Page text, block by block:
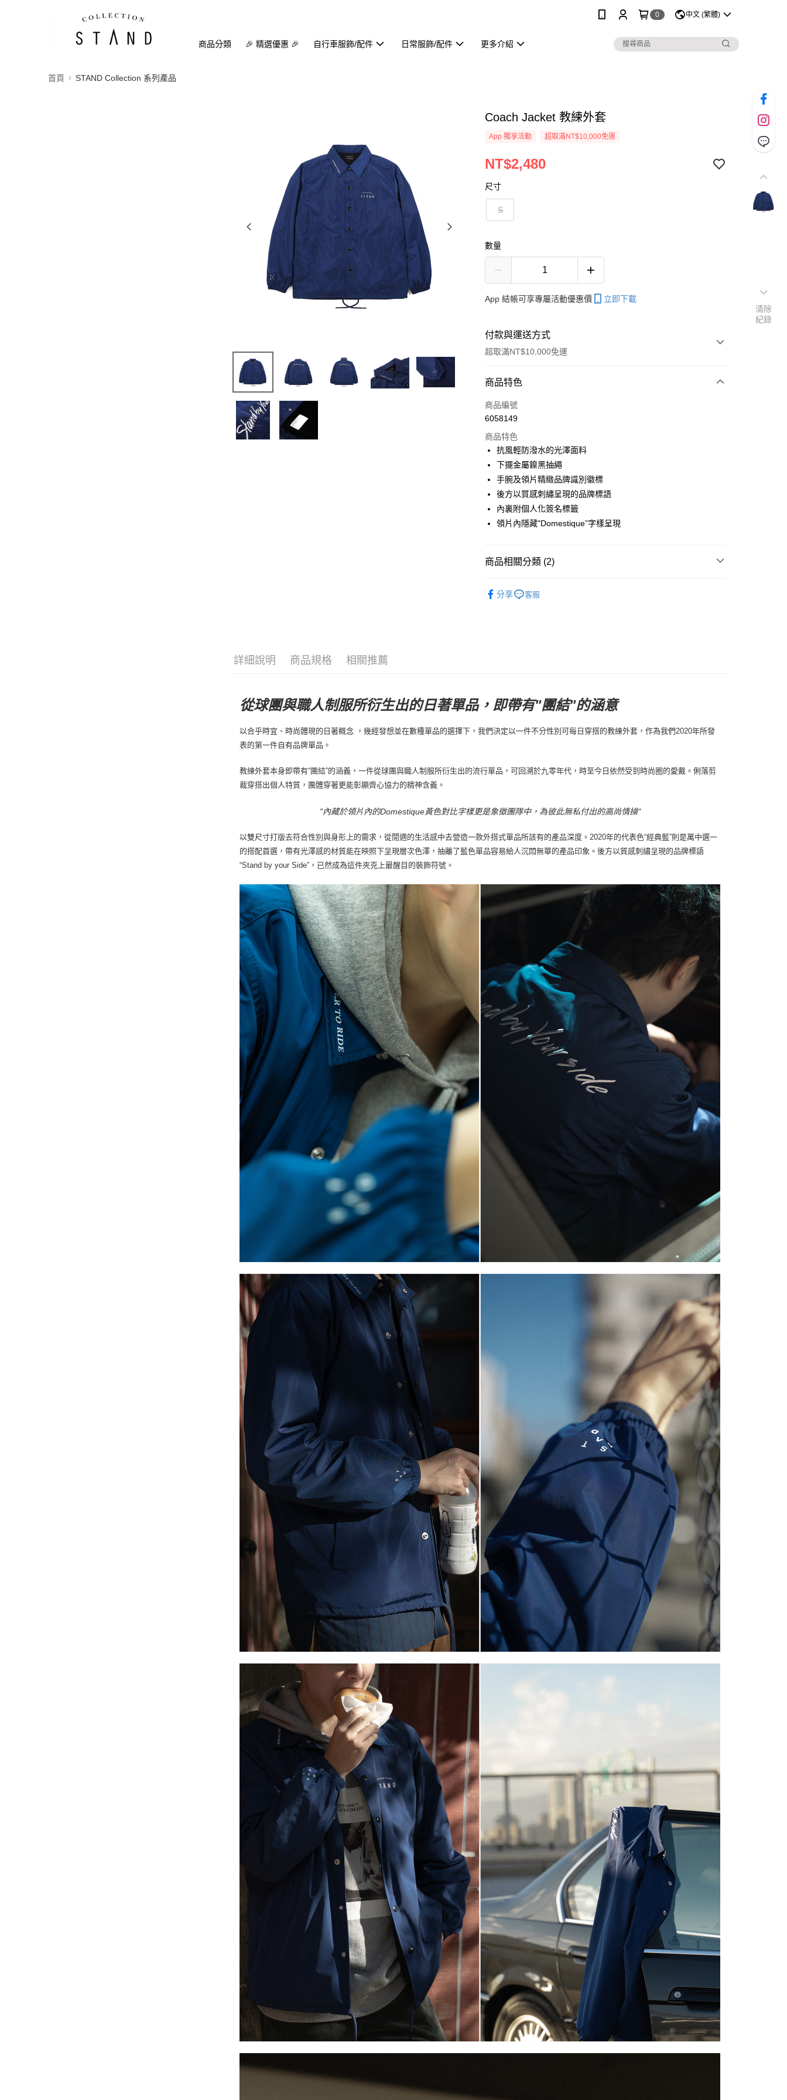
0 中文 (繁體)
商品分類 🎉 精選優惠 🎉 自行車服飾/配件 日常服飾/配件 更多介紹
首頁 STAND Collection 系列產品
Coach Jacket 教練外套
App 獨享活動 超取滿NT$10,000免運
NT$2,480
尺寸
S
數量
App 結帳可享專屬活動優惠價 立即下載
付款與運送方式
超取滿NT$10,000免運
付款方式
信用卡一次付款
LINE Pay
Apple Pay
Google Pay
運送方式
每筆NT$80，滿NT$10,000(含以上)免運費
宅配
商品特色
商品編號
6058149
商品特色
抗風輕防潑水的光澤面料
下擺金屬鎳黑抽繩
手腕及領片精緻品牌識別徽標
後方以質感刺繡呈現的品牌標語
內裏附個人化簽名標籤
領片內隱藏"Domestique”字樣呈現
商品相關分類 (2)
分享 客服
詳細說明 商品規格 相關推薦
從球團與職人制服所衍生出的日著單品，即帶有"團結"的涵意
以合乎時宜、時尚體現的日著概念 ，幾經發想並在數種單品的選擇下，我們決定以一件不分性別可每日穿搭的教練外套，作為我們2020年所發
表的第一件自有品牌單品。
教練外套本身即帶有“團結”的涵義，一件從球團與職人制服所衍生出的流行單品，可回溯於九零年代，時至今日依然受到時尚圈的愛戴。俐落剪
裁穿搭出個人特質，團體穿著更能彰顯齊心協力的精神含義。
"內藏於領片內的Domestique黃色對比字樣更是象徵團隊中，為彼此無私付出的高尚情操"
以雙尺寸打版去符合性別與身形上的需求，從閒適的生活感中去營造一款外搭式單品所該有的產品深度。2020年的代表色“經典藍”則是萬中選一
的搭配首選，帶有光澤感的材質能在映照下呈現層次色澤，抽離了藍色單品容易給人沉悶無華的產品印象。後方以質感刺繡呈現的品牌標語
“Stand by your Side”，已然成為這件夾克上最醒目的裝飾符號。
清除
紀錄